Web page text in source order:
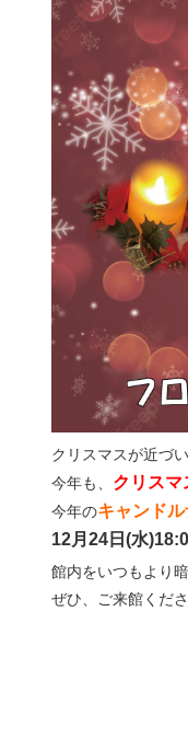
クリスマスが近づ
今年も、 クリスマ
今年のキャンドル
12月24日(水
館内をいつもより
ぜひ、ご来館くださ